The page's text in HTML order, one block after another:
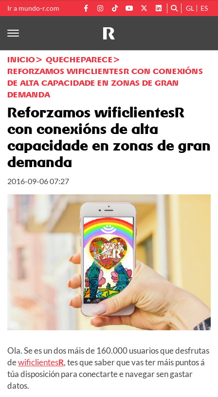
Ir a mundo-r.com GL ES
INICIO
QUECHEPARECE
REFORZAMOS WIFICLIENTESR CON CONEXIÓNS
DE ALTA CAPACIDADE EN ZONAS DE GRAN
DEMANDA
Reforzamos wificlientesR
con conexións de alta
capacidade en zonas de gran
demanda
2016-09-06 07:27
Ola. Se es un dos máis de 160.000 usuarios que desfrutas
dewificlientesR, tes que saber que vas ter máis puntos á
túa disposición para conectarte e navegar sen gastar
datos.